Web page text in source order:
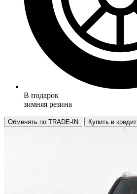
В подарок
зимняя резина
Обменять по TRADE-IN Купить в кредит